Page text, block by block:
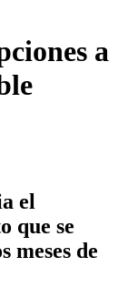
a
el
que se
meses de